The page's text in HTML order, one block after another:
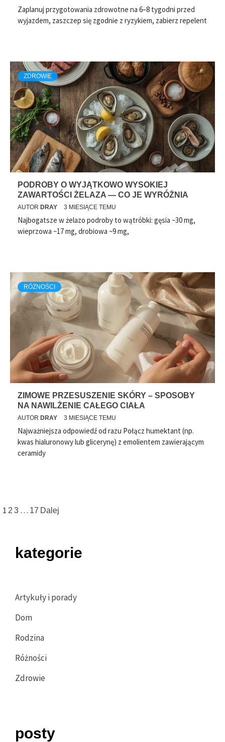
Zaplanuj przygotowania zdrowotne na 6–8 tygodni przed
wyjazdem, zaszczep się zgodnie z ryzykiem, zabierz repelent
ZDROWIE
PODROBY O WYJĄTKOWO WYSOKIEJ
ZAWARTOŚCI ŻELAZA — CO JE WYRÓŻNIA
AUTOR DRAY 3 MIESIĄCE TEMU
Najbogatsze w żelazo podroby to wątróbki: gęsia ~30 mg,
wieprzowa ~17 mg, drobiowa ~9 mg,
RÓŻNOŚCI
ZIMOWE PRZESUSZENIE SKÓRY – SPOSOBY
NA NAWILŻENIE CAŁEGO CIAŁA
AUTOR DRAY 3 MIESIĄCE TEMU
Najważniejsza odpowiedź od razu Połącz humektant (np.
kwas hialuronowy lub glicerynę) z emolientem zawierającym
ceramidy
Nawigacja
wpisach
1 2 3 … 17 Dalej
kategorie
Artykuły i porady
Dom
Rodzina
Różności
Zdrowie
posty